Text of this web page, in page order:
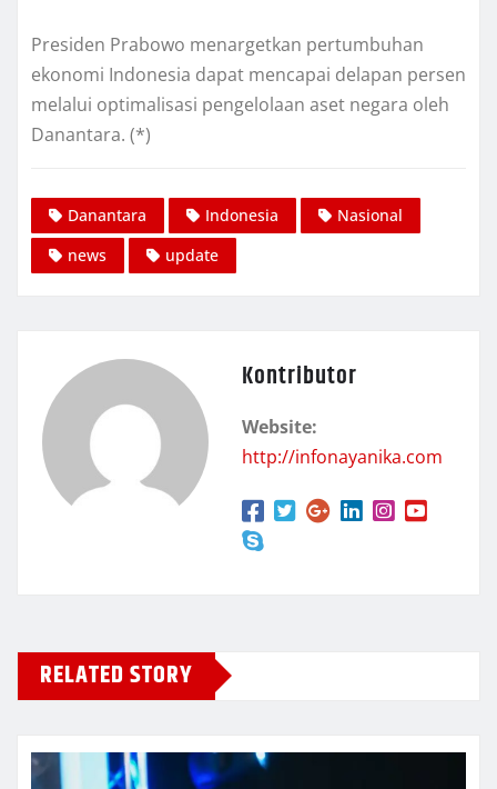
Presiden Prabowo menargetkan pertumbuhan
ekonomi Indonesia dapat mencapai delapan persen
melalui optimalisasi pengelolaan aset negara oleh
Danantara. (*)
Danantara Indonesia
Nasional
news
update
Kontributor
Website:
http://infonayanika.com
RELATED STORY